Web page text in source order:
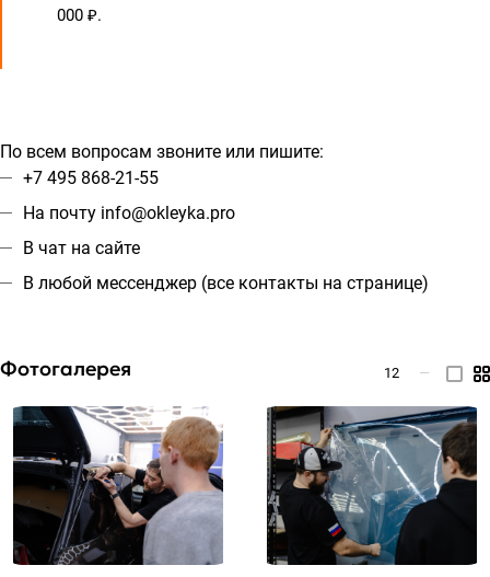
000 ₽.
По всем вопросам звоните или пишите:
+7 495 868-21-55
На почту info@okleyka.pro
В чат на сайте
В любой мессенджер (все контакты на странице)
Фотогалерея 12 —